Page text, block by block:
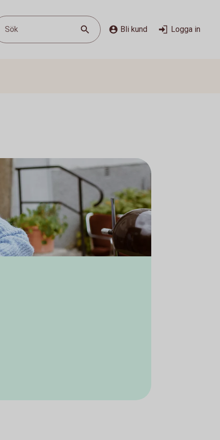
Sök Bli kund Logga in